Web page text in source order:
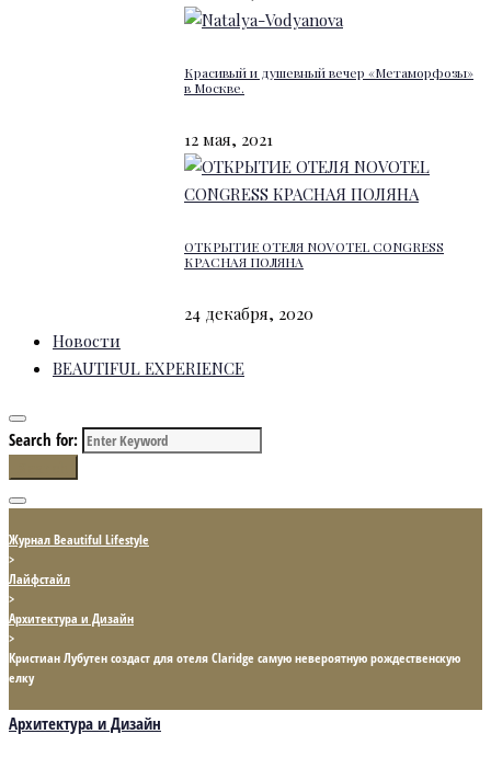
Красивый и душевный вечер «Метаморфозы»
в Москве.
12 мая, 2021
ОТКРЫТИЕ ОТЕЛЯ NOVOTEL CONGRESS
КРАСНАЯ ПОЛЯНА
24 декабря, 2020
Новости
BEAUTIFUL EXPERIENCE
Search for:
Журнал Beautiful Lifestyle
>
Лайфстайл
>
Архитектура и Дизайн
>
Кристиан Лубутен создаст для отеля Claridge самую невероятную рождественскую
елку
Архитектура и Дизайн